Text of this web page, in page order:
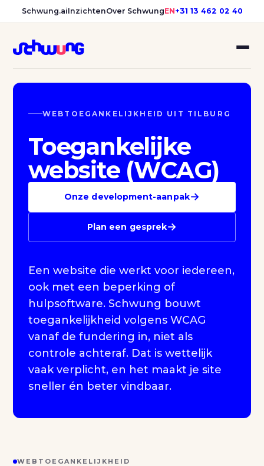
Schwung.aiInzichtenOver SchwungEN+31 13 462 02 40
WEBTOEGANKELIJKHEID UIT TILBURG
Toegankelijke
website (WCAG)
Onze development-aanpak→
Plan een gesprek→
Een website die werkt voor iedereen,
ook met een beperking of
hulpsoftware. Schwung bouwt
toegankelijkheid volgens WCAG
vanaf de fundering in, niet als
controle achteraf. Dat is wettelijk
vaak verplicht, en het maakt je site
sneller én beter vindbaar.
WEBTOEGANKELIJKHEID